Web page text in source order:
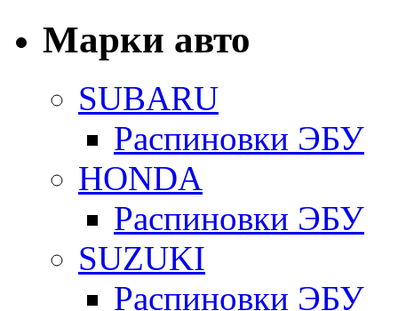
Марки авто
SUBARU
Распиновки ЭБУ
HONDA
Распиновки ЭБУ
SUZUKI
Распиновки ЭБУ